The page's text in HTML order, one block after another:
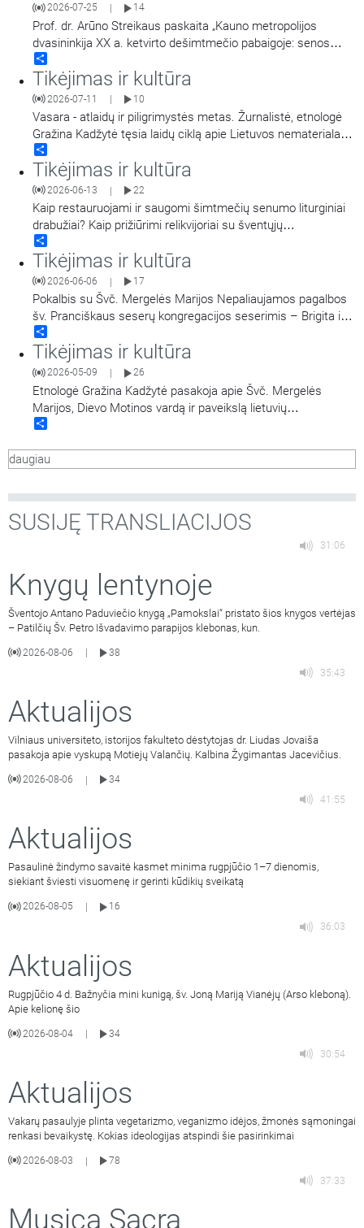
2026-07-25 14
Prof. dr. Arūno Streikaus paskaita „Kauno metropolijos
dvasininkija XX a. ketvirto dešimtmečio pabaigoje: senos
bėdos ir pokyčių pradžios. Įrašas iš konferencijos „Religinės
bendruomenės ir visuomeninės organizacijos Kaune“
Tikėjimas ir kultūra
2026-07-11 10
Vasara - atlaidų ir piligrimystės metas. Žurnalistė, etnologė
Gražina Kadžytė tęsia laidų ciklą apie Lietuvos nematerialaus
kultūros paveldo vertybių sąvadą. Iš jo net penkios vertybės
vienaip ar kitaip yra susijusios su atlaidais.
Tikėjimas ir kultūra
2026-06-13 | 22
Kaip restauruojami ir saugomi šimtmečių senumo liturginiai
drabužiai? Kaip prižiūrimi relikvijoriai su šventųjų
relikvijomis? Apie profesines subtilybes pasakoja Bažnytinio
paveldo muziejaus darbuotojos: tekstilės restauratorė Indraja
Kubilytė, rinkinių saugotoja Vidmantė Kasparavičienė ir
parodų kuratorė Karolina Koroliova-Barkova. Laida veda
Žygimantas Jacevičius.
Tikėjimas ir kultūra
2026-06-06 | 17
Pokalbis su Švč. Mergelės Marijos Nepaliaujamos pagalbos
šv. Pranciškaus seserų kongregacijos seserimis – Brigita ir
Edita. Pokalbyje prisimenama kongregacijos įsteigimo istorija,
seselių pašaukimo liudijimai, kiek giliau ir plačiau žvelgiama į
vienuolinę veiklą okupacijos metais ir tarnystę
nepriklausomoje Lietuvoje – iššūkius ir džiaugsmus. Laidą
Tikėjimas ir kultūra
2026-05-09 26
Etnologė Gražina Kadžytė pasakoja apie Švč. Mergelės
Marijos, Dievo Motinos vardą ir paveikslą lietuvių
tautosakoje.
daugiau
SUSIJĘ TRANSLIACIJOS
31:06
Knygų lentynoje
Šventojo Antano Paduviečio knygą „Pamokslai“ pristato šios knygos vertėjas
– Patilčių Šv. Petro Išvadavimo parapijos klebonas, kun.
2026-08-06
38
35:43
Aktualijos
Vilniaus universiteto, istorijos fakulteto dėstytojas dr. Liudas Jovaiša
pasakoja apie vyskupą Motiejų Valančių. Kalbina Žygimantas Jacevičius.
2026-08-06 |
34
41:55
Aktualijos
Pasaulinė žindymo savaitė kasmet minima rugpjūčio 1–7 dienomis,
siekiant šviesti visuomenę ir gerinti kūdikių sveikatą
2026-08-05
16
36:03
Aktualijos
Rugpjūčio 4 d. Bažnyčia mini kunigą, šv. Joną Mariją Vianėjų (Arso kleboną).
Apie kelionę šio
2026-08-04
34
30:54
Aktualijos
Vakarų pasaulyje plinta vegetarizmo, veganizmo idėjos, žmonės sąmoningai
renkasi bevaikystę. Kokias ideologijas atspindi šie pasirinkimai
2026-08-03 |
78
37:33
Musica Sacra